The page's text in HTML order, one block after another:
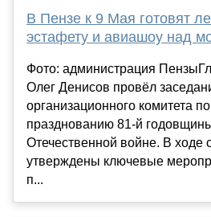
В Пензе к 9 Мая готовят
эстафету и авиашоу над
Фото: администрация
Олег Денисов провёл
организационного комитета
празднованию 81-й
Отечественной войне. В ходе
утверждены ключевые
п...